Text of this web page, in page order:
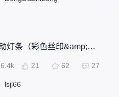
律动灯条（彩色丝印&amp;外壳修改版）
6.4k 21 62 27
lsjl66